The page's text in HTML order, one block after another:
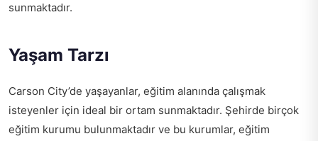
sunmaktadır.
Yaşam Tarzı
Carson City’de yaşayanlar, eğitim alanında çalışmak
isteyenler için ideal bir ortam sunmaktadır. Şehirde birçok
eğitim kurumu bulunmaktadır ve bu kurumlar, eğitim